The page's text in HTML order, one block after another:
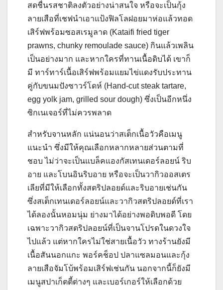
สดชื่นรสชาติลงตัวอย่างน่าสนใจ หรือจะเป็นกุ้ง
ลายเสือที่เชฟนำเอาแป้งฟิลโลฝอยมาห่อแล้วทอด
เสิร์ฟพร้อมซอสเรมูลาด (Kataifi fried tiger
prawns, chunky remoulade sauce) กินแล้วเพลิน
เป็นอย่างมาก และหากใครที่ทานเนื้อดิบได้ เขาก็
มี ทาร์ทาร์เนื้อเสิร์ฟพร้อมแยมไข่แดงรับประทาน
คู่กับขนมปังซาวร์โดห์ (Hand-cut steak tartare,
egg yolk jam, grilled sour dough) ซึ่งเป็นอีกหนึ่ง
ซิกเนเจอร์ที่ไม่ควรพลาด
สำหรับจานหลัก แน่นอนว่าสเต็กเนื้อวัวคือเมนู
แนะนำ ซึ่งมีให้คุณเลือกหลากหลายส่วนตามที่
ชอบ ไม่ว่าจะเป็นแบล็คแองกัสเทนเดอร์ลอยน์ ริบ
อาย และโบนอินริบอาย หรือจะเป็นวากิวออสเตร
เลียที่มีให้เลือกทั้งสตริปลอยด์และริบอายเช่นกัน
ซึ่งสเต็กเทนเดอร์ลอยน์และวากิวสตริปลอยด์ที่เรา
ได้ลองนั้นหอมนุ่ม ย่างมาได้อย่างพอดิบพอดี โดย
เฉพาะวากิวสตริปลอยน์ที่เป็นจานโปรดในดวงใจ
ไปแล้ว แต่หากใครไม่ใช่สายเนื้อวัว ทางร้านยังมี
เนื้อสันนอกแกะ พอร์คช็อป ปลาแซลมอนและกุ้ง
ลายเสือจัมโบ้พร้อมเสิร์ฟเช่นกัน นอกจากนี้ก็ยังมี
เมนูสปาเก็ตตี้ต่างๆ และเบอร์เกอร์ให้เลือกด้วย